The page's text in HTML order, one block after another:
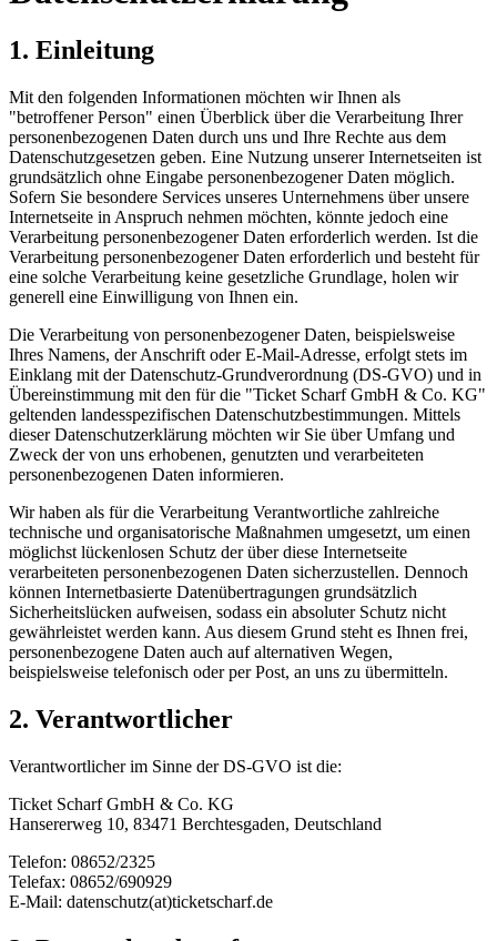
1. Einleitung
Mit den folgenden Informationen möchten wir Ihnen als
"betroffener Person" einen Überblick über die Verarbeitung Ihrer
personenbezogenen Daten durch uns und Ihre Rechte aus dem
Datenschutzgesetzen geben. Eine Nutzung unserer Internetseiten ist
grundsätzlich ohne Eingabe personenbezogener Daten möglich.
Sofern Sie besondere Services unseres Unternehmens über unsere
Internetseite in Anspruch nehmen möchten, könnte jedoch eine
Verarbeitung personenbezogener Daten erforderlich werden. Ist die
Verarbeitung personenbezogener Daten erforderlich und besteht für
eine solche Verarbeitung keine gesetzliche Grundlage, holen wir
generell eine Einwilligung von Ihnen ein.
Die Verarbeitung von personenbezogener Daten, beispielsweise
Ihres Namens, der Anschrift oder E-Mail-Adresse, erfolgt stets im
Einklang mit der Datenschutz-Grundverordnung (DS-GVO) und in
Übereinstimmung mit den für die "Ticket Scharf GmbH & Co. KG"
geltenden landesspezifischen Datenschutzbestimmungen. Mittels
dieser Datenschutzerklärung möchten wir Sie über Umfang und
Zweck der von uns erhobenen, genutzten und verarbeiteten
personenbezogenen Daten informieren.
Wir haben als für die Verarbeitung Verantwortliche zahlreiche
technische und organisatorische Maßnahmen umgesetzt, um einen
möglichst lückenlosen Schutz der über diese Internetseite
verarbeiteten personenbezogenen Daten sicherzustellen. Dennoch
können Internetbasierte Datenübertragungen grundsätzlich
Sicherheitslücken aufweisen, sodass ein absoluter Schutz nicht
gewährleistet werden kann. Aus diesem Grund steht es Ihnen frei,
personenbezogene Daten auch auf alternativen Wegen,
beispielsweise telefonisch oder per Post, an uns zu übermitteln.
2. Verantwortlicher
Verantwortlicher im Sinne der DS-GVO ist die:
Ticket Scharf GmbH & Co. KG
Hansererweg 10, 83471 Berchtesgaden, Deutschland
Telefon: 08652/2325
Telefax: 08652/690929
E-Mail: datenschutz(at)ticketscharf.de